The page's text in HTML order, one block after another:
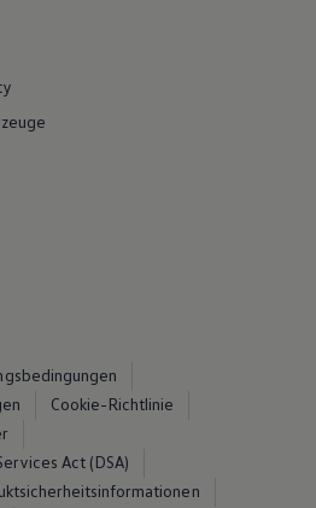
Cookie-Richtlinie
Act (DSA)